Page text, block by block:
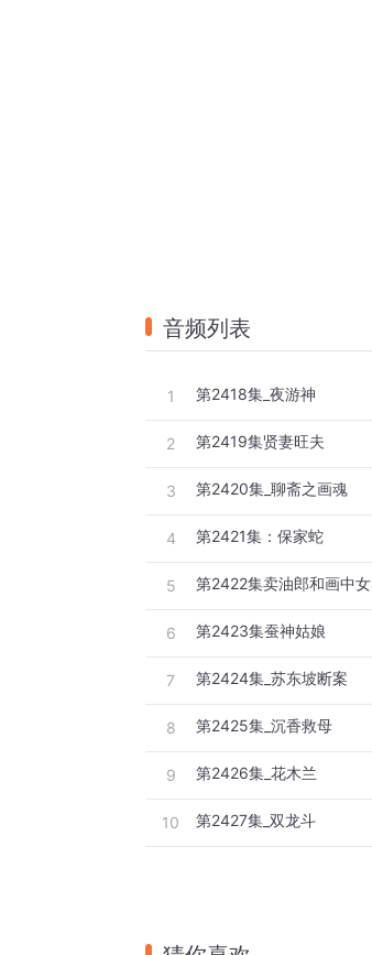
音频列表
1 第2418集_夜游神
2 第2419集贤妻旺夫
3 第2420集_聊斋之画魂
4 第2421集：保家蛇
5 第2422集卖油郎和画中女
6 第2423集蚕神姑娘
7 第2424集_苏东坡断案
8 第2425集_沉香救母
9 第2426集_花木兰
10 第2427集_双龙斗